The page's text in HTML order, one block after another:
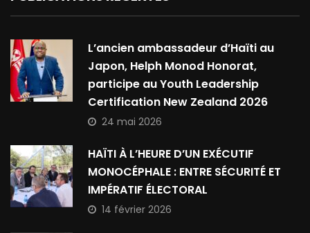
L’ancien ambassadeur d’Haïti au
Japon, Helph Monod Honorat,
participe au Youth Leadership
Certification New Zealand 2026
24 mai 2026
HAÏTI À L’HEURE D’UN EXÉCUTIF
MONOCÉPHALE : ENTRE SÉCURITÉ ET
IMPÉRATIF ÉLECTORAL
14 février 2026